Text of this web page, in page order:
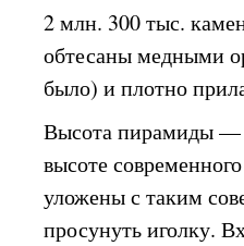
2 млн. 300 тыс.
обтесаны медными
было) и плотно
Высота пирамиды —
высоте
уложены с таким
просунуть иголку.